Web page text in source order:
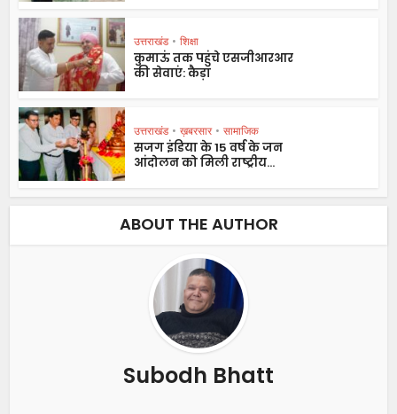
उत्तराखंड • शिक्षा
कुमाऊं तक पहुंचे एसजीआरआर
की सेवाएं: कैड़ा
उत्तराखंड • ख़बरसार • सामाजिक
सजग इंडिया के 15 वर्ष के जन
आंदोलन को मिली राष्ट्रीय...
ABOUT THE AUTHOR
Subodh Bhatt